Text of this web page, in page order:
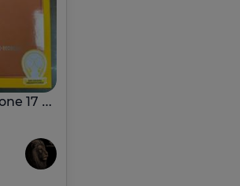
M-HORSE Smartphone 17 Pro Max